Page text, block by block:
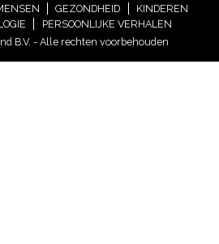
GEZONDHEID
KINDEREN
PERSOONLIJKE VERHALEN
B.V. - Alle rechten voorbehouden